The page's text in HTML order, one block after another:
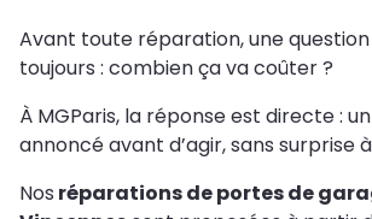
Avant toute réparation, une
toujours : combien ça va coûter ?
À MGParis, la réponse est directe :
annoncé avant d’agir, sans surprise
Nos réparations de portes de